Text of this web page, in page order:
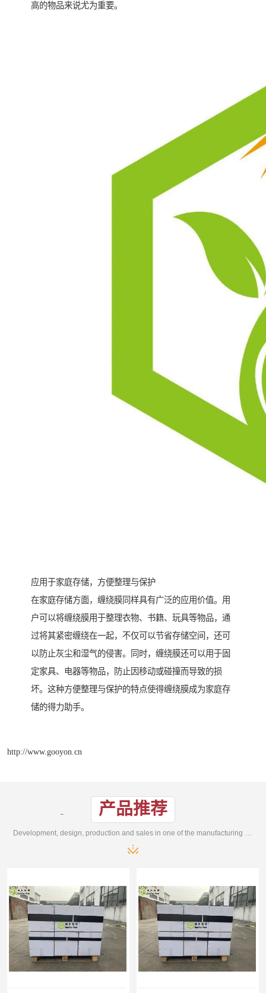
高的物品来说尤为重要。
应用于家庭存储，方便整理与保护
在家庭存储方面，缠绕膜同样具有广泛的应用价值。用
户可以将缠绕膜用于整理衣物、书籍、玩具等物品，通
过将其紧密缠绕在一起，不仅可以节省存储空间，还可
以防止灰尘和湿气的侵害。同时，缠绕膜还可以用于固
定家具、电器等物品，防止因移动或碰撞而导致的损
坏。这种方便整理与保护的特点使得缠绕膜成为家庭存
储的得力助手。
http://www.gooyon.cn
产品推荐